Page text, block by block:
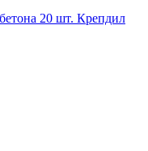
20 шт. Крепдил